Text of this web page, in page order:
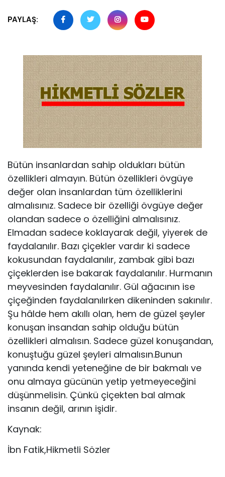
PAYLAŞ:
Bütün insanlardan sahip oldukları bütün
özellikleri almayın. Bütün özellikleri övgüye
değer olan insanlardan tüm özelliklerini
almalısınız. Sadece bir özelliği övgüye değer
olandan sadece o özelliğini almalısınız.
Elmadan sadece koklayarak değil, yiyerek de
faydalanılır. Bazı çiçekler vardır ki sadece
kokusundan faydalanılır, zambak gibi bazı
çiçeklerden ise bakarak faydalanılır. Hurmanın
meyvesinden faydalanılır. Gül ağa­cının ise
çiçeğinden faydalanılırken dikeninden sakınılır.
Şu hâlde hem akıllı olan, hem de güzel şeyler
konuşan insandan sahip olduğu bütün
özellikleri almalısın. Sadece güzel konuşandan,
konuştuğu güzel şeyleri almalısın.Bunun
yanında kendi yeteneğine de bir bakmalı ve
onu almaya gücünün yetip yetmeyeceğini
düşünmelisin. Çünkü çiçekten bal almak
insanın değil, arının işidir.
Kaynak:
İbn Fatik,Hikmetli Sözler